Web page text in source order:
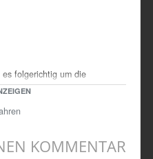
folgerichtig um die
ausgehen, und wie schwer
KOMMENTAR